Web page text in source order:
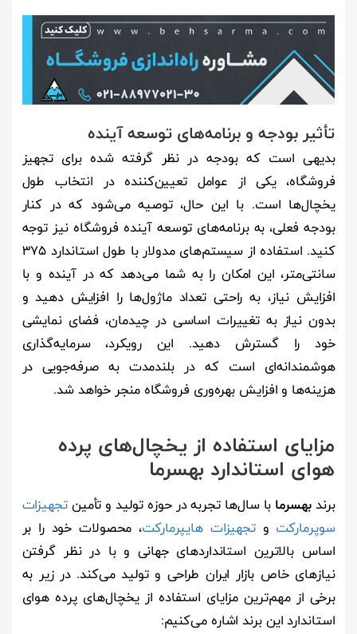
تأثیر بودجه و برنامه‌های توسعه آینده
بدیهی است که بودجه در نظر گرفته شده برای تجهیز
فروشگاه، یکی از عوامل تعیین‌کننده در انتخاب طول
یخچال‌ها است. با این حال، توصیه می‌شود که در کنار
بودجه فعلی، به برنامه‌های توسعه آینده فروشگاه نیز توجه
کنید. استفاده از سیستم‌های مدولار با طول استاندارد ۳۷۵
سانتی‌متر، این امکان را به شما می‌دهد که در آینده و با
افزایش نیاز، به راحتی تعداد ماژول‌ها را افزایش دهید و
بدون نیاز به تغییرات اساسی در چیدمان، فضای نمایشی
خود را گسترش دهید. این رویکرد، سرمایه‌گذاری
هوشمندانه‌ای است که در بلندمدت به صرفه‌جویی در
هزینه‌ها و افزایش بهره‌وری فروشگاه منجر خواهد شد.
مزایای استفاده از یخچال‌های پرده
هوای استاندارد بهسرما
برندبهسرما با سال‌ها تجربه در حوزه تولید و تأمینتجهیزات
سوپرمارکت و تجهیزات هایپرمارکت، محصولات خود را بر
اساس بالاترین استانداردهای جهانی و با در نظر گرفتن
نیازهای خاص بازار ایران طراحی و تولید می‌کند. در زیر به
برخی از مهم‌ترین مزایای استفاده از یخچال‌های پرده هوای
استاندارد این برند اشاره می‌کنیم: